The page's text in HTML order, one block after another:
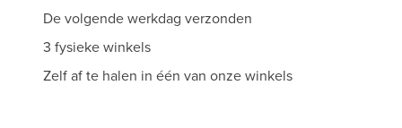
De volgende werkdag verzonden
3 fysieke winkels
Zelf af te halen in één van onze winkels